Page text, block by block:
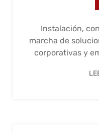
Instalación,
marcha de
corporativas y